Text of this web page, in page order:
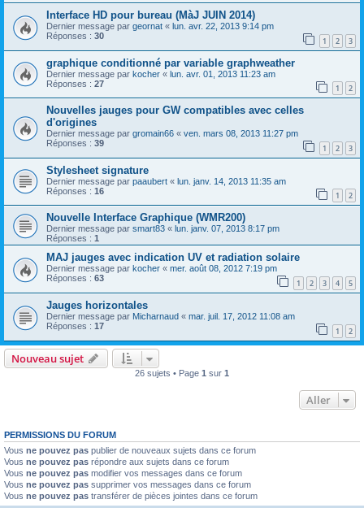
Interface HD pour bureau (MàJ JUIN 2014)
Dernier message par geornat « lun. avr. 22, 2013 9:14 pm
Réponses : 30 1 2 3
graphique conditionné par variable graphweather
Dernier message par kocher « lun. avr. 01, 2013 11:23 am
Réponses : 27 1 2
Nouvelles jauges pour GW compatibles avec celles
d'origines
Dernier message par gromain66 « ven. mars 08, 2013 11:27 pm
Réponses : 39 1 2 3
Stylesheet signature
Dernier message par paaubert « lun. janv. 14, 2013 11:35 am
Réponses : 16 1 2
Nouvelle Interface Graphique (WMR200)
Dernier message par smart83 « lun. janv. 07, 2013 8:17 pm
Réponses : 1
MAJ jauges avec indication UV et radiation solaire
Dernier message par kocher « mer. août 08, 2012 7:19 pm
Réponses : 63 1 2 3 4 5
Jauges horizontales
Dernier message par Micharnaud « mar. juil. 17, 2012 11:08 am
Réponses : 17 1 2
Nouveau sujet
26 sujets • Page 1 sur 1
Aller
PERMISSIONS DU FORUM
Vous ne pouvez pas publier de nouveaux sujets dans ce forum
Vous ne pouvez pas répondre aux sujets dans ce forum
Vous ne pouvez pas modifier vos messages dans ce forum
Vous ne pouvez pas supprimer vos messages dans ce forum
Vous ne pouvez pas transférer de pièces jointes dans ce forum